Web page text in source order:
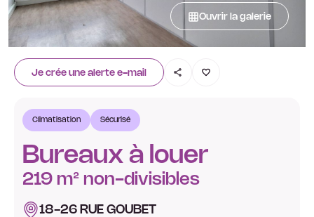
Ouvrir la galerie
Je crée une alerte e-mail
Climatisation Sécurisé
Bureaux à louer
219 m² non-divisibles
18-26 RUE GOUBET